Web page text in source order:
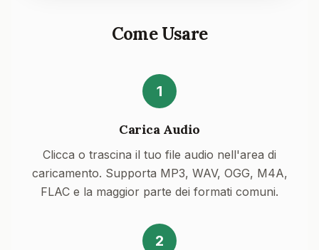
Come Usare
1
Carica Audio
Clicca o trascina il tuo file audio nell'area di
caricamento. Supporta MP3, WAV, OGG, M4A,
FLAC e la maggior parte dei formati comuni.
2